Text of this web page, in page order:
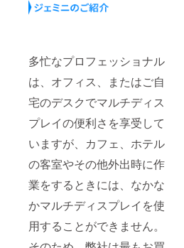
多忙なプロフェッショナル
は、オフィス、またはご自
宅のデスクでマルチディス
プレイの便利さを享受して
いますが、カフェ、ホテル
の客室やその他外出時に作
業をするときには、なかな
かマルチディスプレイを使
用することができません。